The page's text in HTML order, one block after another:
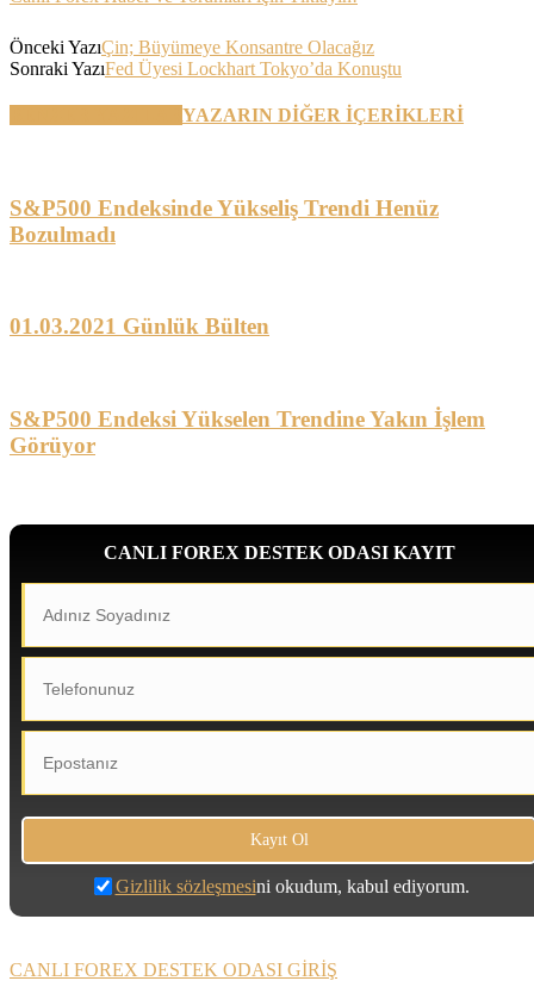
Önceki YazıÇin; Büyümeye Konsantre Olacağız
Sonraki YazıFed Üyesi Lockhart Tokyo’da Konuştu
YAZARIN DİĞER İÇERİKLERİ
S&P500 Endeksinde Yükseliş Trendi Henüz
Bozulmadı
01.03.2021 Günlük Bülten
S&P500 Endeksi Yükselen Trendine Yakın İşlem
Görüyor
CANLI FOREX DESTEK ODASI KAYIT
Gizlilik sözleşmesini okudum, kabul ediyorum.
CANLI FOREX DESTEK ODASI GİRİŞ